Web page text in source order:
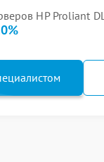
HP Proliant